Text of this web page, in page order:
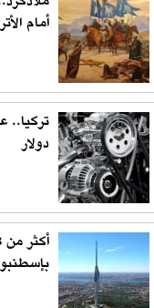
أمام
دولار